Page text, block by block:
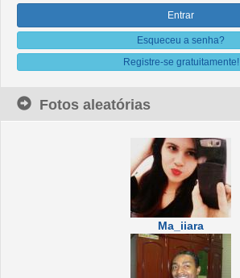
Esqueceu a senha?
Registre-se gratuitamente!
Fotos aleatórias
Ma_iiara